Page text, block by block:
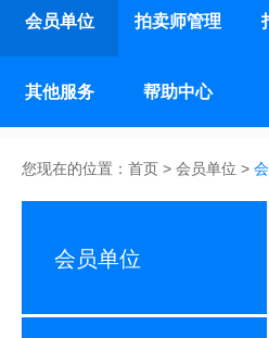
会员单位 拍卖师管理
其他服务 帮助中心
您现在的位置： 首页 > 会员单位 >
会员单位